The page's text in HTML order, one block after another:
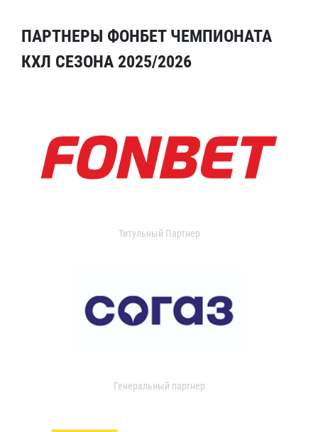
ПАРТНЕРЫ ФОНБЕТ ЧЕМПИОНАТА
КХЛ СЕЗОНА 2025/2026
Титульный Партнер
Генеральный партнер